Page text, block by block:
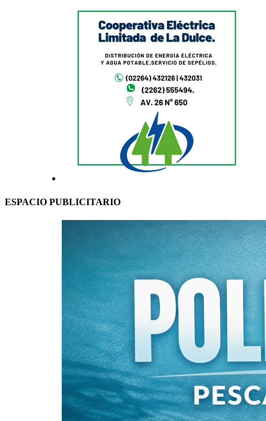
ESPACIO PUBLICITARIO